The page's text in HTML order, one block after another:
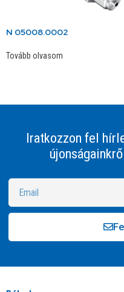
N 05008.0002
Tovább olvasom
Iratkozzon fel